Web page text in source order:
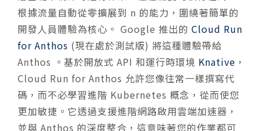
根據流量自動從零擴展到 n 的能力，圍繞著簡單的
開發人員體驗為核心。 Google 推出的 Cloud Run
for Anthos (現在處於測試版) 將這種體驗帶給
Anthos 。基於開放式 API 和運行時環境 Knative ，
Cloud Run for Anthos 允許您像往常一樣撰寫代
碼，而不必學習進階 Kubernetes 概念，從而使您
更加敏捷。它透過支援進階網路啟用雲端加速器，
並與 Anthos 的深度整合，這意味著您的作業都可